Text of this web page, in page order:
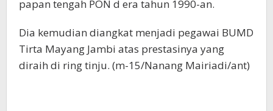
papan tengah PON d era tahun 1990-an.
Dia kemudian diangkat menjadi pegawai BUMD
Tirta Mayang Jambi atas prestasinya yang
diraih di ring tinju. (m-15/Nanang Mairiadi/ant)